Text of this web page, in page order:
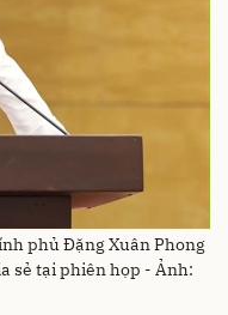
phủ Đặng Xuân Phong
sẻ tại phiên họp - Ảnh: